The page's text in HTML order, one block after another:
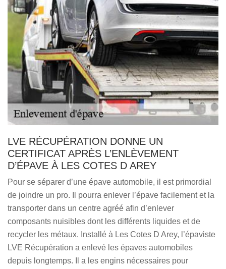
LVE RÉCUPÉRATION DONNE UN
CERTIFICAT APRÈS L’ENLÈVEMENT
D’ÉPAVE À LES COTES D AREY
Pour se séparer d’une épave automobile, il est primordial
de joindre un pro. Il pourra enlever l’épave facilement et la
transporter dans un centre agréé afin d’enlever
composants nuisibles dont les différents liquides et de
recycler les métaux. Installé à Les Cotes D Arey, l’épaviste
LVE Récupération a enlevé les épaves automobiles
depuis longtemps. Il a les engins nécessaires pour